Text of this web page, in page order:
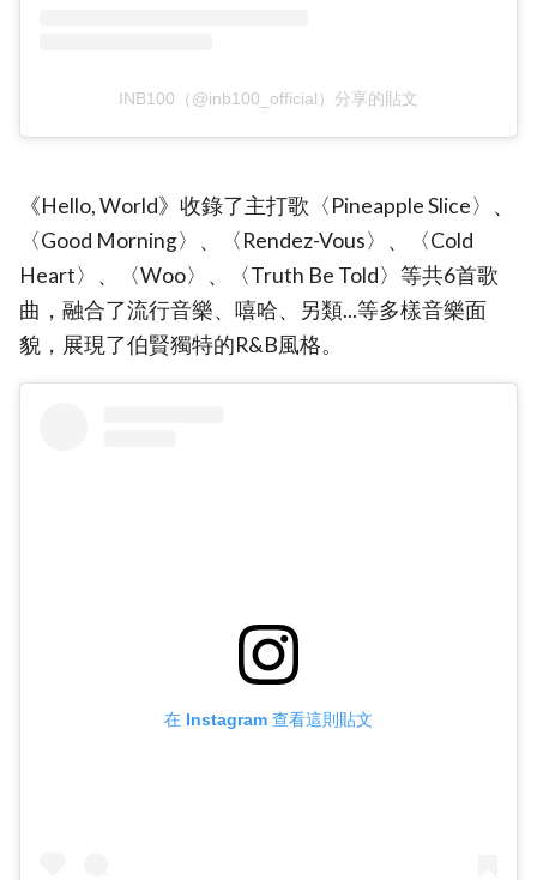
INB100（@inb100_official）分享的貼文
《Hello, World》收錄了主打歌〈Pineapple Slice〉、
〈Good Morning〉、〈Rendez-Vous〉、〈Cold
Heart〉、〈Woo〉、〈Truth Be Told〉等共6首歌
曲，融合了流行音樂、嘻哈、另類...等多樣音樂面
貌，展現了伯賢獨特的R&B風格。
在 Instagram 查看這則貼文